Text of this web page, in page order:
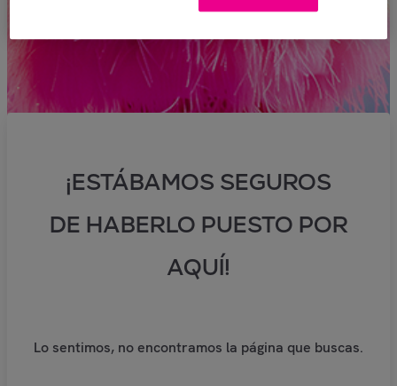
¡ESTÁBAMOS SEGUROS
DE HABERLO PUESTO POR
AQUÍ!
Lo sentimos, no encontramos la página que buscas.